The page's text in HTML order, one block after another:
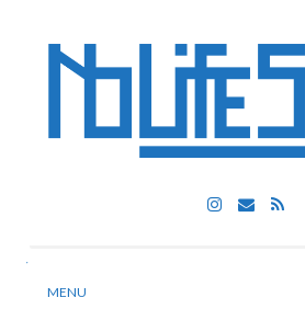
Nolife Style
Technologia, fotografia, rozrywka
Instagram
EmailRSS
MENU